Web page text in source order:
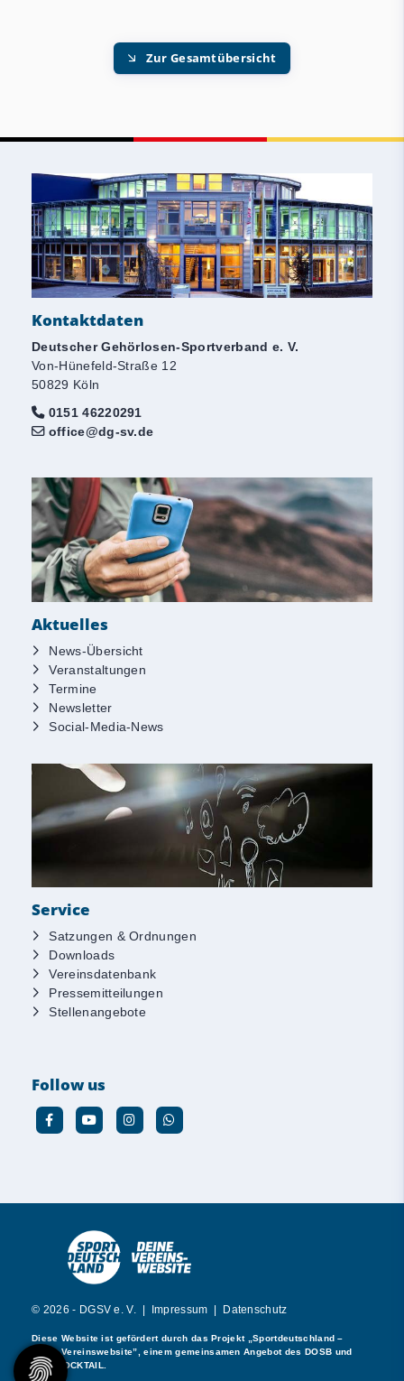
Zur Gesamtübersicht
Kontaktdaten
Deutscher Gehörlosen-Sportverband e. V.
Von-Hünefeld-Straße 12
50829 Köln
0151 46220291
office@dg-sv.de
Aktuelles
News-Übersicht
Veranstaltungen
Termine
Newsletter
Social-Media-News
Service
Satzungen & Ordnungen
Downloads
Vereinsdatenbank
Pressemitteilungen
Stellenangebote
Follow us
© 2026 - DGSV e. V. | Impressum Datenschutz
Diese Website ist gefördert durch das Projekt „Sportdeutschland –
Deine Vereinswebsite”, einem gemeinsamen Angebot des DOSB und
NETZCOCKTAIL.